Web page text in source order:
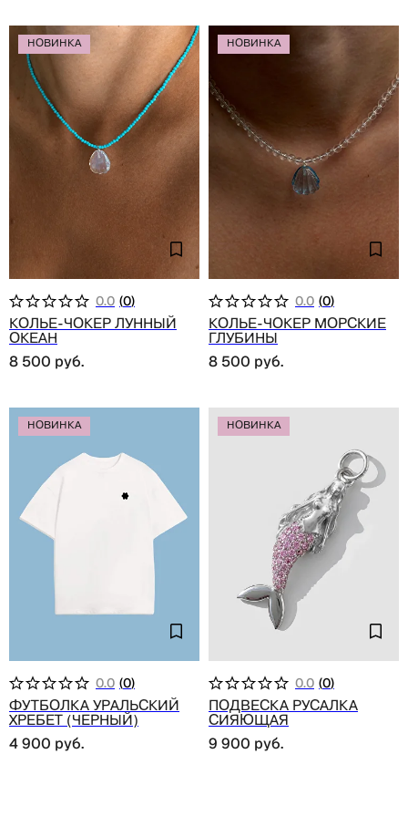
НОВИНКА
0.0 (0)
Колье-чокер лунный
океан
8 500 руб.
НОВИНКА
0.0 (0)
Колье-чокер морские
глубины
8 500 руб.
НОВИНКА
0.0 (0)
Футболка Уральский
хребет (черный)
4 900 руб.
НОВИНКА
0.0 (0)
Подвеска русалка
сияющая
9 900 руб.